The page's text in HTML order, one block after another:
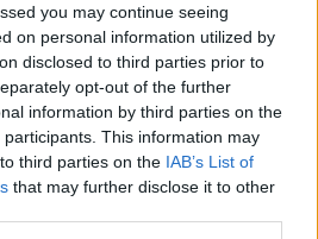
you may continue seeing
on personal information utilized by
disclosed to third parties prior to
opt-out of the further
information by third parties on the
participants. This information may
third parties on the IAB’s List of
that may further disclose it to other
ο φακός του arcadia938.gr
σκηνικό...